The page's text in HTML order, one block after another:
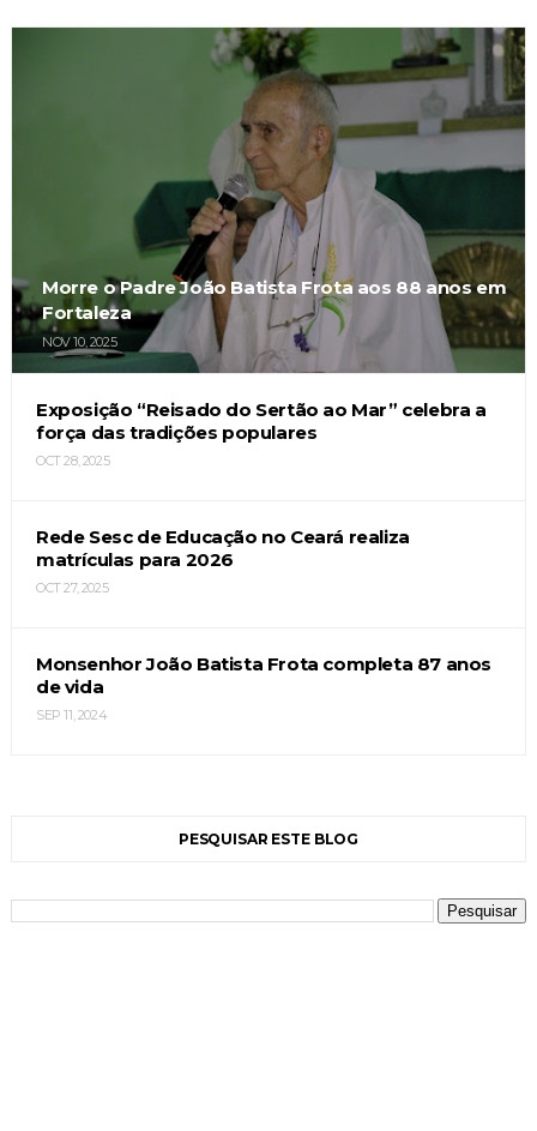
Morre o Padre João Batista Frota aos 88 anos em
Fortaleza
NOV 10, 2025
Exposição “Reisado do Sertão ao Mar” celebra a
força das tradições populares
OCT 28, 2025
Rede Sesc de Educação no Ceará realiza
matrículas para 2026
OCT 27, 2025
Monsenhor João Batista Frota completa 87 anos
de vida
SEP 11, 2024
PESQUISAR ESTE BLOG